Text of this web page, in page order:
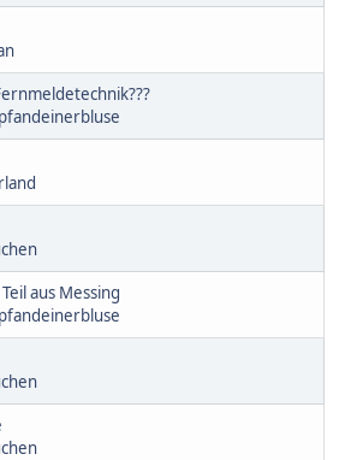
aus Messing